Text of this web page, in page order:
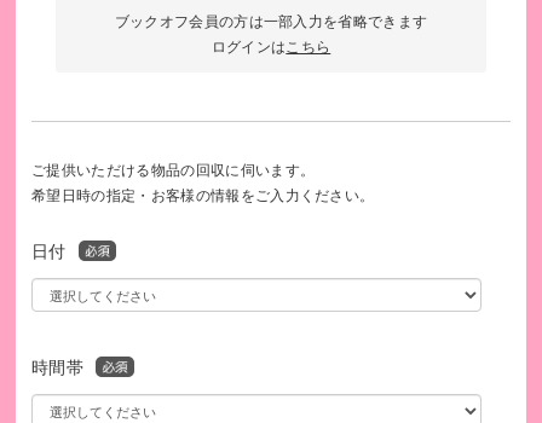
ブックオフ会員の方は一部入力を省略できます
ログインはこちら
ご提供いただける物品の回収に伺います。
希望日時の指定・お客様の情報をご入力ください。
日付
時間帯